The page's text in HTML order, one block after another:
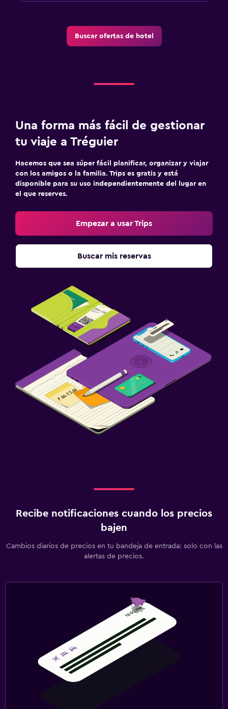
Buscar ofertas de hotel
Una forma más fácil de gestionar
tu viaje a Tréguier
Hacemos que sea súper fácil planificar, organizar y viajar
con los amigos o la familia. Trips es gratis y está
disponible para su uso independientemente del lugar en
el que reserves.
Empezar a usar Trips
Buscar mis reservas
Recibe notificaciones cuando los precios
bajen
Cambios diarios de precios en tu bandeja de entrada: solo con las
alertas de precios.